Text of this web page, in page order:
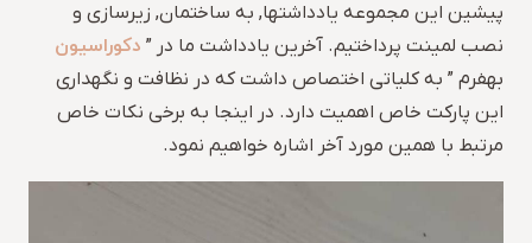
پیشین این مجموعه یادداشتها, به ساختمان, زیرسازی و
نصب لمینت پرداختیم. آخرین یادداشت ما در ” دکوراسیون
بهفرم ” به کلیاتی اختصاص داشت که در نظافت و نگهداری
این پارکت خاص اهمیت دارد. در اینجا به برخی نکات خاص
مرتبط با همین مورد آخر اشاره خواهیم نمود.